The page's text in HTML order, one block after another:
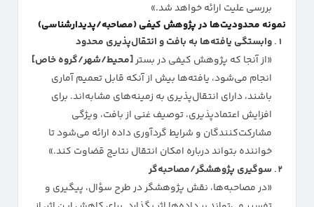
بررسی علیت ارائه خواهد شد.»
نمونه محدودیت‌ها در پژوهش کیفی (مصاحبه/پدیدارشناسی)
وابستگی یافته‌ها به بافت و انتقال‌پذیری محدود
«از آنجا که پژوهش کیفی در بستر[محیط/شهر/گروه خاص]
انجام می‌شود، یافته‌ها بیش از آنکه قابل تعمیم آماری
باشند، دارای انتقال‌پذیری به زمینه‌های مشابه‌اند. برای
افزایش اعتمادپذیری، توصیف غنی از بافت، ویژگی
مشارکت‌کنندگان و شرایط گردآوری داده ارائه می‌شود تا
خواننده بتواند درباره امکان انتقال نتایج قضاوت کند.»
سوگیری پژوهشگر/مصاحبه‌گر
«در مصاحبه‌ها، نقش پژوهشگر در طرح سؤال، پیگیری و